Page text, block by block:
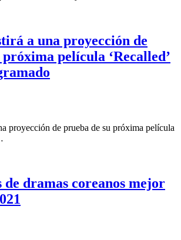
a una proyección de
película ‘Recalled’
proyección de prueba de su próxima película
de dramas coreanos mejor